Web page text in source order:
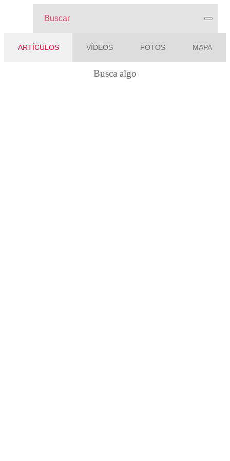
ARTÍCULOS VÍDEOS FOTOS MAPA
La palabra "" no tiene resultados, inténtalo
con otra palabra clave.
Busca algo